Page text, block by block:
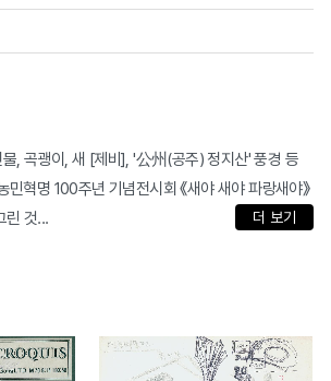
, 곡괭이, 새 [제비], '公州(공주) 정지산' 풍경 등
혁명 100주년 기념전시회 《새야 새야 파랑새야》
린 것...
더 보기